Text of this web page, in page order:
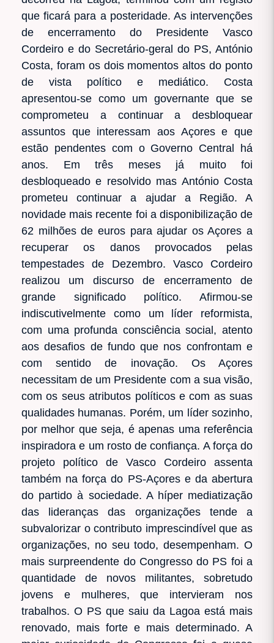
que ficará para a posteridade. As intervenções
de encerramento do Presidente Vasco
Cordeiro e do Secretário-geral do PS, António
Costa, foram os dois momentos altos do ponto
de vista político e mediático. Costa
apresentou-se como um governante que se
comprometeu a continuar a desbloquear
assuntos que interessam aos Açores e que
estão pendentes com o Governo Central há
anos. Em três meses já muito foi
desbloqueado e resolvido mas António Costa
prometeu continuar a ajudar a Região. A
novidade mais recente foi a disponibilização de
62 milhões de euros para ajudar os Açores a
recuperar os danos provocados pelas
tempestades de Dezembro. Vasco Cordeiro
realizou um discurso de encerramento de
grande significado político. Afirmou-se
indiscutivelmente como um líder reformista,
com uma profunda consciência social, atento
aos desafios de fundo que nos confrontam e
com sentido de inovação. Os Açores
necessitam de um Presidente com a sua visão,
com os seus atributos políticos e com as suas
qualidades humanas. Porém, um líder sozinho,
por melhor que seja, é apenas uma referência
inspiradora e um rosto de confiança. A força do
projeto político de Vasco Cordeiro assenta
também na força do PS-Açores e da abertura
do partido à sociedade. A híper mediatização
das lideranças das organizações tende a
subvalorizar o contributo imprescindível que as
organizações, no seu todo, desempenham. O
mais surpreendente do Congresso do PS foi a
quantidade de novos militantes, sobretudo
jovens e mulheres, que intervieram nos
trabalhos. O PS que saiu da Lagoa está mais
renovado, mais forte e mais determinado. A